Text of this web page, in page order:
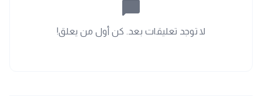
chat_bubble_outline
لا توجد تعليقات بعد. كن أول من يعلق!